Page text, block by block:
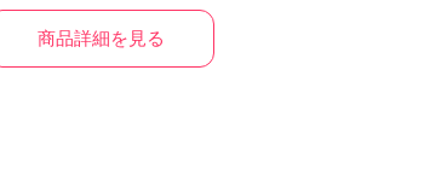
商品詳細を見る